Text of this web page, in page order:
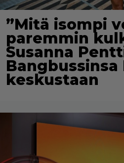
”Mitä isompi
paremmin
Susanna
Bangbussinsa
keskustaan